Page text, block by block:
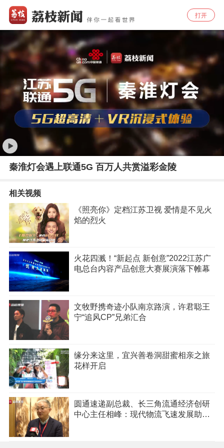
打开
秦淮灯会遇上联通5G 百万人共赏溢彩金陵
相关视频
《照亮你》定档江苏卫视 爱情是不见火
焰的烈火
火花四溅！“新起点 新创意”2022江苏广
电总台内容产品创意大赛展演落下帷幕
文牧野携奇迹小队南京路演，许君聪王
宁“追风CP”兄弟汇合
缘分来这里，宜兴善卷洞甜蜜相亲之旅
花样开启
圆通速递副总裁、长三角流通经济创研
中心主任相峰：现代物流飞速发展助